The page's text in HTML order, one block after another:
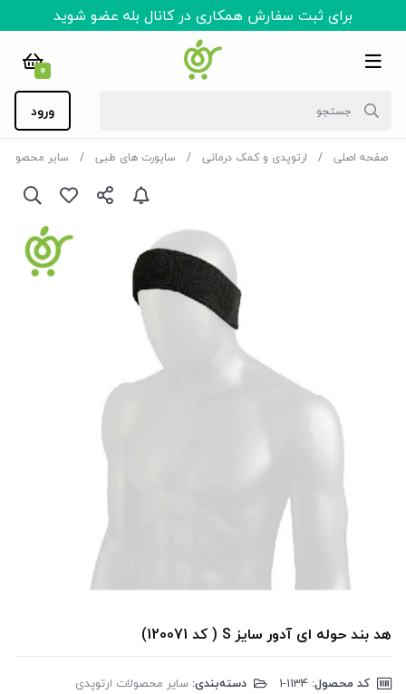
برای ثبت سفارش همکاری در کانال بله عضو شوید
0
ورود
صفحه اصلی ارتوپدی و کمک درمانی ساپورت های طبی سایر
هد بند حوله ای آدور سایز S ( کد 120071)
کد محصول: دسته‌بندی: سایر محصولات ارتوپدی